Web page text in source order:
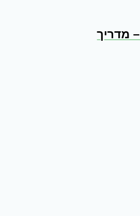
– מדריך